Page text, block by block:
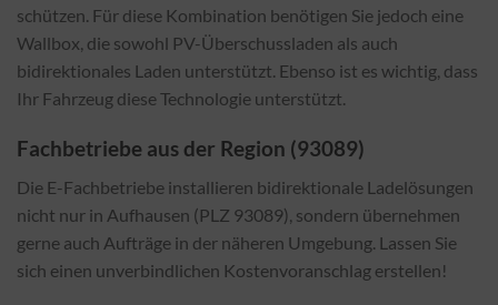
schützen. Für diese Kombination benötigen Sie jedoch eine
Wallbox, die sowohl PV-Überschussladen als auch
bidirektionales Laden unterstützt. Ebenso ist es wichtig, dass
Ihr Fahrzeug diese Technologie unterstützt.
Fachbetriebe aus der Region (93089)
Die E-Fachbetriebe installieren bidirektionale Ladelösungen
nicht nur in Aufhausen (PLZ 93089), sondern übernehmen
gerne auch Aufträge in der näheren Umgebung. Lassen Sie
sich einen unverbindlichen Kostenvoranschlag erstellen!